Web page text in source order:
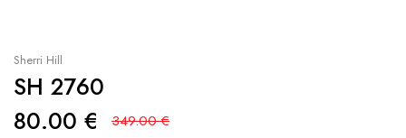
Sherri Hill
SH 2760
349.00€
80.00 €